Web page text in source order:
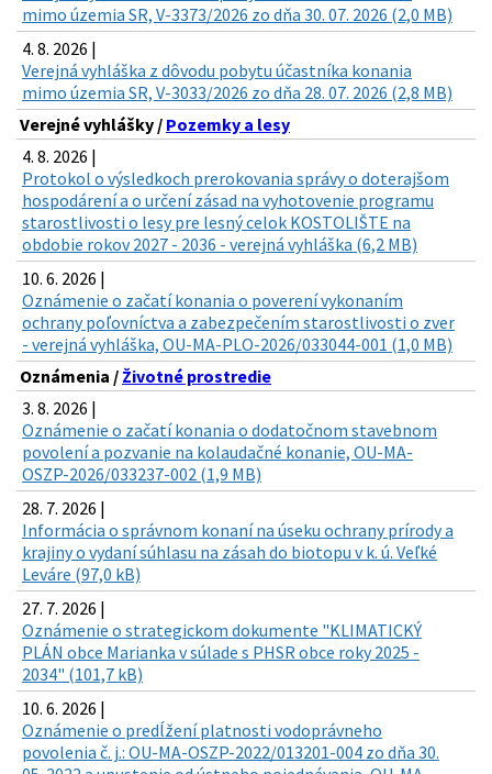
mimo územia SR, V-3373/2026 zo dňa 30. 07. 2026 (2,0 MB)
4. 8. 2026 |
Verejná vyhláška z dôvodu pobytu účastníka konania
mimo územia SR, V-3033/2026 zo dňa 28. 07. 2026 (2,8 MB)
Verejné vyhlášky / Pozemky a lesy
4. 8. 2026 |
Protokol o výsledkoch prerokovania správy o doterajšom
hospodárení a o určení zásad na vyhotovenie programu
starostlivosti o lesy pre lesný celok KOSTOLIŠTE na
obdobie rokov 2027 - 2036 - verejná vyhláška (6,2 MB)
10. 6. 2026 |
Oznámenie o začatí konania o poverení vykonaním
ochrany poľovníctva a zabezpečením starostlivosti o zver
- verejná vyhláška, OU-MA-PLO-2026/033044-001 (1,0 MB)
Oznámenia / Životné prostredie
3. 8. 2026 |
Oznámenie o začatí konania o dodatočnom stavebnom
povolení a pozvanie na kolaudačné konanie, OU-MA-
OSZP-2026/033237-002 (1,9 MB)
28. 7. 2026 |
Informácia o správnom konaní na úseku ochrany prírody a
krajiny o vydaní súhlasu na zásah do biotopu v k. ú. Veľké
Leváre (97,0 kB)
27. 7. 2026 |
Oznámenie o strategickom dokumente "KLIMATICKÝ
PLÁN obce Marianka v súlade s PHSR obce roky 2025 -
2034" (101,7 kB)
10. 6. 2026 |
Oznámenie o predĺžení platnosti vodoprávneho
povolenia č. j.: OU-MA-OSZP-2022/013201-004 zo dňa 30.